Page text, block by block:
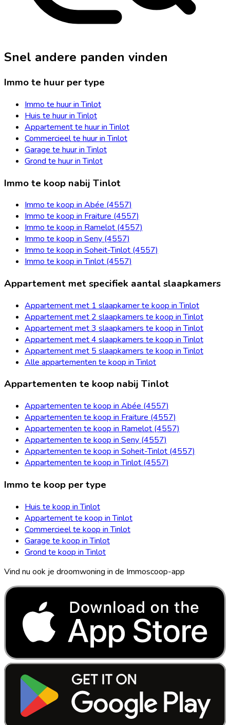
Snel andere panden vinden
Immo te huur per type
Immo te huur in Tinlot
Huis te huur in Tinlot
Appartement te huur in Tinlot
Commercieel te huur in Tinlot
Garage te huur in Tinlot
Grond te huur in Tinlot
Immo te koop nabij Tinlot
Immo te koop in Abée (4557)
Immo te koop in Fraiture (4557)
Immo te koop in Ramelot (4557)
Immo te koop in Seny (4557)
Immo te koop in Soheit-Tinlot (4557)
Immo te koop in Tinlot (4557)
Appartement met specifiek aantal slaapkamers
Appartement met 1 slaapkamer te koop in Tinlot
Appartement met 2 slaapkamers te koop in Tinlot
Appartement met 3 slaapkamers te koop in Tinlot
Appartement met 4 slaapkamers te koop in Tinlot
Appartement met 5 slaapkamers te koop in Tinlot
Alle appartementen te koop in Tinlot
Appartementen te koop nabij Tinlot
Appartementen te koop in Abée (4557)
Appartementen te koop in Fraiture (4557)
Appartementen te koop in Ramelot (4557)
Appartementen te koop in Seny (4557)
Appartementen te koop in Soheit-Tinlot (4557)
Appartementen te koop in Tinlot (4557)
Immo te koop per type
Huis te koop in Tinlot
Appartement te koop in Tinlot
Commercieel te koop in Tinlot
Garage te koop in Tinlot
Grond te koop in Tinlot
Vind nu ook je droomwoning in de Immoscoop-app